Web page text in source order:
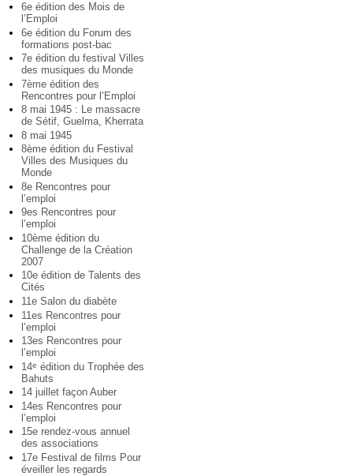
6e édition des Mois de
l’Emploi
6e édition du Forum des
formations post-bac
7e édition du festival Villes
des musiques du Monde
7ème édition des
Rencontres pour l’Emploi
8 mai 1945 : Le massacre
de Sétif, Guelma, Kherrata
8 mai 1945
8ème édition du Festival
Villes des Musiques du
Monde
8e Rencontres pour
l’emploi
9es Rencontres pour
l’emploi
10ème édition du
Challenge de la Création
2007
10e édition de Talents des
Cités
11e Salon du diabète
11es Rencontres pour
l’emploi
13es Rencontres pour
l’emploi
14e édition du Trophée des
Bahuts
14 juillet façon Auber
14es Rencontres pour
l’emploi
15e rendez-vous annuel
des associations
17e Festival de films Pour
éveiller les regards